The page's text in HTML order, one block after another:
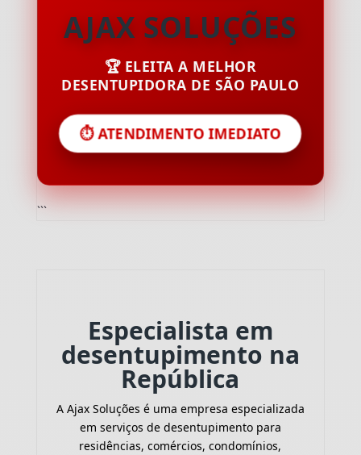
AJAX SOLUÇÕES
🏆 ELEITA A MELHOR
DESENTUPIDORA DE SÃO PAULO
⏱️ ATENDIMENTO IMEDIATO
```
Especialista em
desentupimento na
República
A Ajax Soluções é uma empresa especializada
em serviços de desentupimento para
residências, comércios, condomínios,